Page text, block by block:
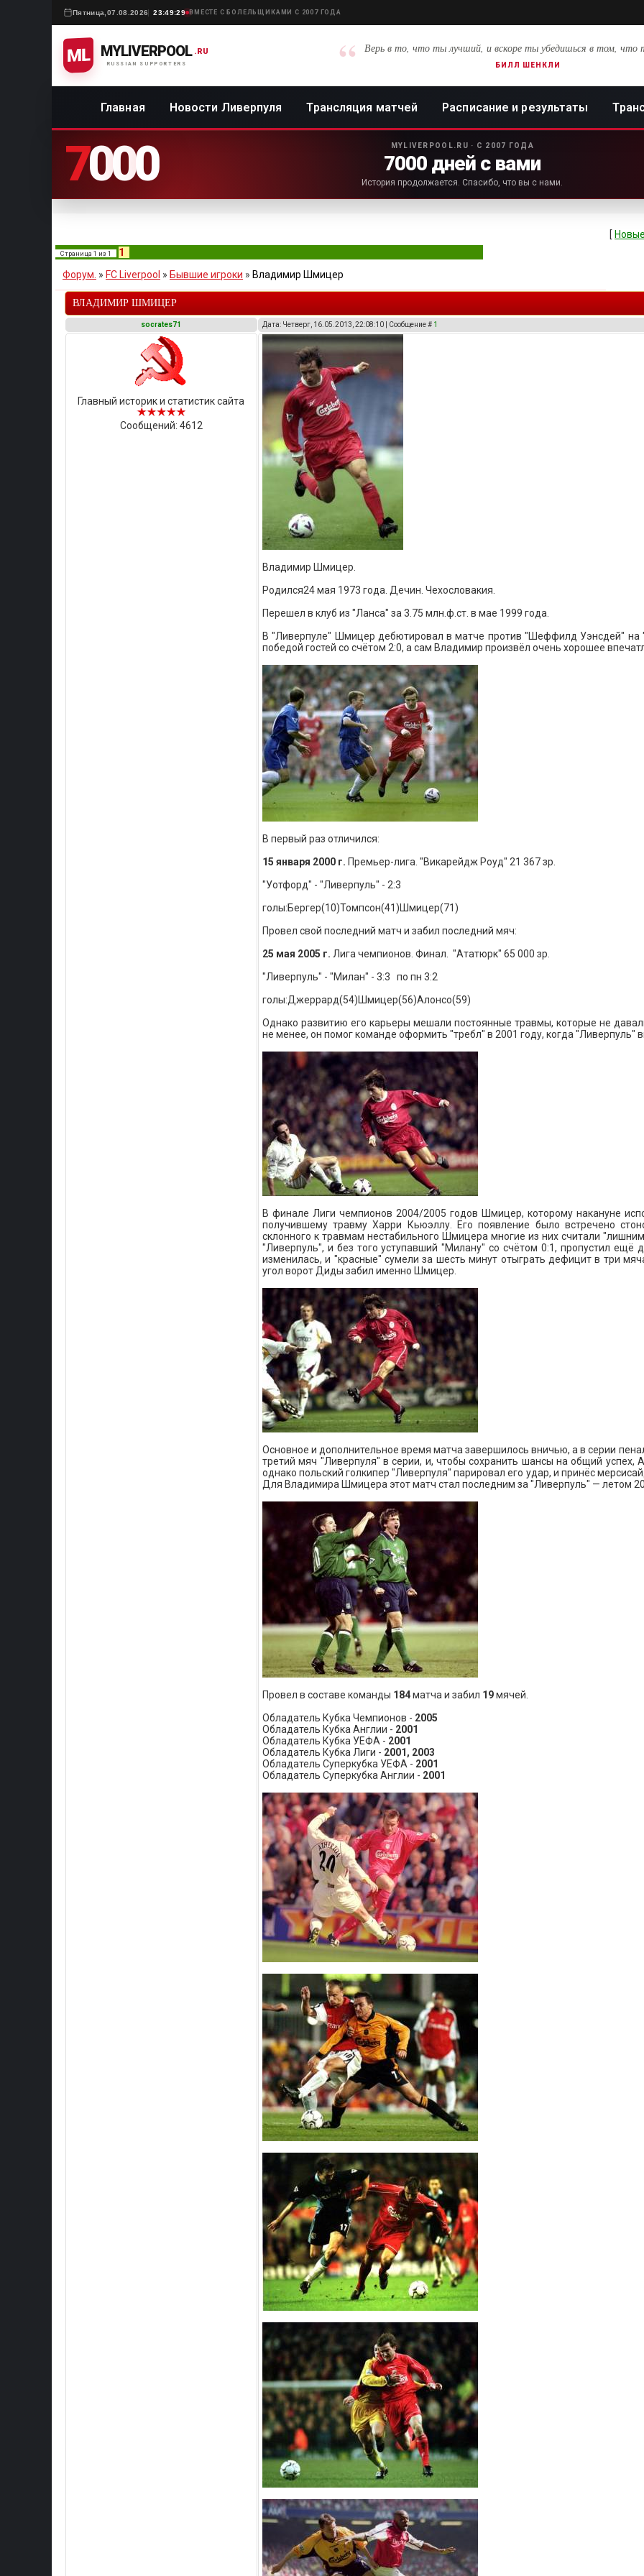
Пятница, 07.08.2026 23:49:29 ВМЕСТЕ С БОЛЕЛЬЩИКАМИ С 2007 ГОДА
ML MYLIVERPOOL
RUSSIAN SUPPORTERS
.RU “ Верь в то, что ты лучший, и вскоре ты убедишься в том, что
БИЛЛ ШЕНКЛИ
Главная Новости Ливерпуля Трансляция матчей Расписание и результаты
7000 MYLIVERPOOL.RU · С 2007 ГОДА
7000 дней с вами
История продолжается. Спасибо, что вы с нами.
[
Страница 1 из 1
1
Форум. » FC Liverpool » Бывшие игроки » Владимир Шмицер
ВЛАДИМИР ШМИЦЕР
socrates71 Дата: Четверг, 16.05.2013, 22:08:10 | Сообщение # 1
Главный историк и статистик сайта
Сообщений: 4612
Владимир Шмицер.
Родился24 мая 1973 года. Дечин. Чехословакия.
Перешел в клуб из "Ланса" за 3.75 млн.ф.ст. в мае 1999 года.
В "Ливерпуле" Шмицер дебютировал в матче против "Шеффилд Уэнсдей" на
победой гостей со счётом 2:0, а сам Владимир произвёл очень хорошее
В первый раз отличился:
15 января 2000 г. Премьер-лига. "Викарейдж Роуд" 21 367 зр.
"Уотфорд" - "Ливерпуль" - 2:3
голы:Бергер(10)Томпсон(41)Шмицер(71)
Провел свой последний матч и забил последний мяч:
25 мая 2005 г. Лига чемпионов. Финал. "Ататюрк" 65 000 зр.
"Ливерпуль" - "Милан" - 3:3 по пн 3:2
голы:Джеррард(54)Шмицер(56)Алонсо(59)
Однако развитию его карьеры мешали постоянные травмы, которые не
не менее, он помог команде оформить "требл" в 2001 году, когда "Ливерпуль"
В финале Лиги чемпионов 2004/2005 годов Шмицер, которому накануне
получившему травму Харри Кьюэллу. Его появление было встречено
склонного к травмам нестабильного Шмицера многие из них считали
"Ливерпуль", и без того уступавший "Милану" со счётом 0:1, пропустил ещё
изменилась, и "красные" сумели за шесть минут отыграть дефицит в три
угол ворот Диды забил именно Шмицер.
Основное и дополнительное время матча завершилось вничью, а в серии
третий мяч "Ливерпуля" в серии, и, чтобы сохранить шансы на общий
однако польский голкипер "Ливерпуля" парировал его удар, и принёс
Для Владимира Шмицера этот матч стал последним за "Ливерпуль" — летом
Провел в составе команды 184матча и забил 19мячей.
Обладатель Кубка Чемпионов - 2005
Обладатель Кубка Англии - 2001
Обладатель Кубка УЕФА - 2001
Обладатель Кубка Лиги - 2001, 2003
Обладатель Суперкубка УЕФА - 2001
Обладатель Суперкубка Англии - 2001